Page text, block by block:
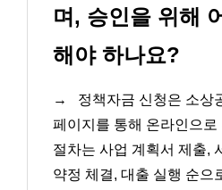
며, 승인을 위해
해야 하나요?
→
정책자금 신청은 소상
페이지를 통해 온라인으로
절차는 사업 계획서 제출,
약정 체결, 대출 실행 순으